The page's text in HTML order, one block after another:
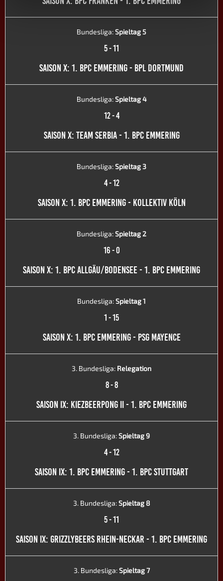
Bundesliga:Spieltag 5
5-11
SAISON X: 1. BPC EMMERING - BPL DORTMUND
Bundesliga:Spieltag 4
12-4
SAISON X: TEAM SERBIA - 1. BPC EMMERING
Bundesliga:Spieltag 3
4-12
SAISON X: 1. BPC EMMERING - KOLLEKTIV KÖLN
Bundesliga:Spieltag 2
16-0
SAISON X: 1. BPC ALLGÄU/BODENSEE - 1. BPC EMMERING
Bundesliga:Spieltag 1
1-15
SAISON X: 1. BPC EMMERING - PSG MAYENCE
3. Bundesliga: Relegation
8-8
SAISON IX: KIEZBEERPONG II - 1. BPC EMMERING
3. Bundesliga:Spieltag 9
4-12
SAISON IX: 1. BPC EMMERING - 1. BPC STUTTGART
3. Bundesliga:Spieltag 8
5-11
SAISON IX: GRIZZLYBEERS RHEIN-NECKAR - 1. BPC EMMERING
3. Bundesliga:Spieltag 7